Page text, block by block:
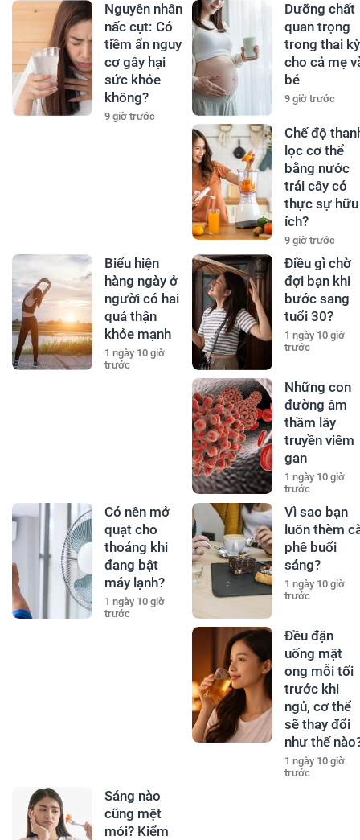
Nguyên nhân
nấc cụt: Có
tiềm ẩn nguy
cơ gây hại
sức khỏe
không?
9 giờ trước
Dưỡng chất
quan trọng
trong thai kỳ
cho cả mẹ
bé
9 giờ trước
Chế độ
lọc cơ thể
bằng nước
trái cây có
thực sự hữu
ích?
9 giờ trước
Biểu hiện
hàng ngày ở
người có hai
quả thận
khỏe mạnh
1 ngày 10 giờ
trước
Điều gì chờ
đợi bạn khi
bước sang
tuổi 30?
1 ngày 10 giờ
trước
Những con
đường âm
thầm lây
truyền viêm
gan
1 ngày 10 giờ
trước
Có nên mở
quạt cho
thoáng khi
đang bật
máy lạnh?
1 ngày 10 giờ
trước
Vì sao bạn
luôn thèm
phê buổi
sáng?
1 ngày 10 giờ
trước
Đều đặn
uống mật
ong mỗi tối
trước khi
ngủ, cơ thể
sẽ thay đổi
như thế
1 ngày 10 giờ
trước
Sáng nào
cũng mệt
mỏi? Kiểm